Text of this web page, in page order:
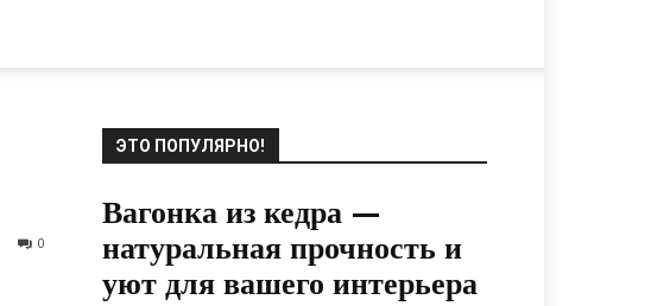
0
ЭТО ПОПУЛЯРНО!
Вагонка из кедра —
натуральная прочность и
уют для вашего интерьера
20.06.2022 0